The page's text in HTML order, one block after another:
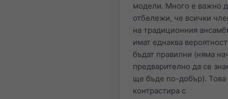
модели. Много е важно
отбележи, че всички
на традиционния
имат еднаква
бъдат правилни (няма
предварително да се
ще бъде по-добър). Това
контрастира с